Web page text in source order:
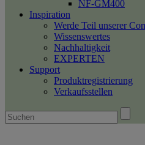
NF-GM400
Inspiration
Werde Teil unserer
Wissenswertes
Nachhaltigkeit
EXPERTEN
Support
Produktregistrierung
Verkaufsstellen